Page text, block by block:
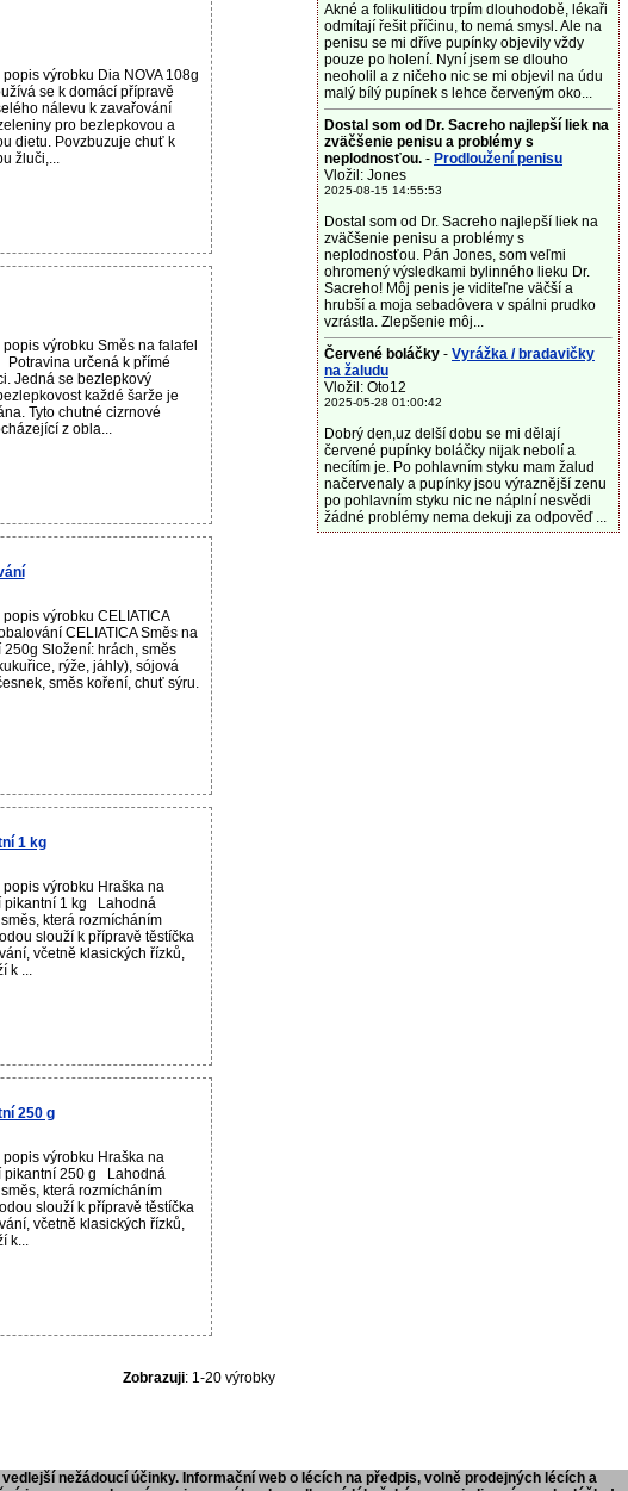
popis výrobku Dia NOVA 108g
se k domácí přípravě
nálevu k zavařování
pro bezlepkovou a
dietu. Povzbuzuje chuť k
žluči,...
popis výrobku Směs na falafel
Potravina určená k přímé
Jedná se bezlepkový
každé šarže je
Tyto chutné cizrnové
z obla...
popis výrobku CELIATICA
CELIATICA Směs na
Složení: hrách, směs
rýže, jáhly), sójová
směs koření, chuť sýru.
1 kg
popis výrobku Hraška na
pikantní 1 kg Lahodná
která rozmícháním
slouží k přípravě těstíčka
včetně klasických řízků,
k ...
250 g
popis výrobku Hraška na
pikantní 250 g Lahodná
která rozmícháním
slouží k přípravě těstíčka
včetně klasických řízků,
k...
Zobrazuji: 1-20 výrobky
Akné a folikulitidou trpím dlouhodobě, lékaři
odmítají řešit příčinu, to nemá smysl. Ale na
penisu se mi dříve pupínky objevily vždy
pouze po holení. Nyní jsem se dlouho
neoholil a z ničeho nic se mi objevil na údu
malý bílý pupínek s lehce červeným oko...
Dostal som od Dr. Sacreho najlepší liek na
zväčšenie penisu a problémy s
neplodnosťou. - Prodloužení penisu
Vložil: Jones
2025-08-15 14:55:53
Dostal som od Dr. Sacreho najlepší liek na
zväčšenie penisu a problémy s
neplodnosťou. Pán Jones, som veľmi
ohromený výsledkami bylinného lieku Dr.
Sacreho! Môj penis je viditeľne väčší a
hrubší a moja sebadôvera v spálni prudko
vzrástla. Zlepšenie môj...
Červené boláčky - Vyrážka / bradavičky
na žaludu
Vložil: Oto12
2025-05-28 01:00:42
Dobrý den,uz delší dobu se mi dělají
červené pupínky boláčky nijak nebolí a
necítím je. Po pohlavním styku mam žalud
načervenaly a pupínky jsou výraznější zenu
po pohlavním styku nic ne náplní nesvědi
žádné problémy nema dekuji za odpověď ...
nežádoucí účinky. Informační web o lécích na předpis, volně prodejných lécích a